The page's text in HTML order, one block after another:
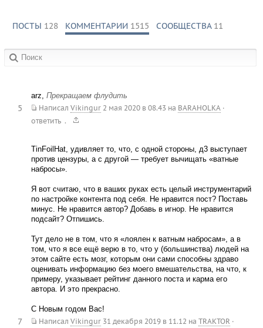
ПОСТЫ 128 КОММЕНТАРИИ 1515 СООБЩЕСТВА 11
arz, Прекращаем флудить
Написал Vikingur 2 мая 2020 в 08.43 на BARAHOLKA ·
ответить .
5
TinFoilHat, удивляет то, что, с одной стороны, д3 выступает
против цензуры, а с другой — требует вычищать «ватные
набросы».
Я вот считаю, что в ваших руках есть целый инструментарий
по настройке контента под себя. Не нравится пост? Поставь
минус. Не нравится автор? Добавь в игнор. Не нравится
подсайт? Отпишись.
Тут дело не в том, что я «лоялен к ватным набросам», а в
том, что я все ещё верю в то, что у (большинства) людей на
этом сайте есть мозг, которым они сами способны здраво
оценивать информацию без моего вмешательства, на что, к
примеру, указывает рейтинг данного поста и карма его
автора. И это прекрасно.
С Новым годом Вас!
Написал Vikingur 31 декабря 2019 в 11.12 на TRAKTOR ·
7